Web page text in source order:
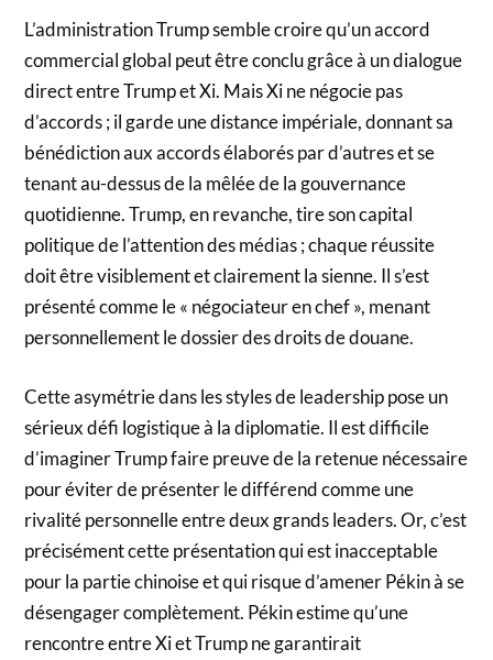
L’administration Trump semble croire qu’un accord
commercial global peut être conclu grâce à un dialogue
direct entre Trump et Xi. Mais Xi ne négocie pas
d’accords ; il garde une distance impériale, donnant sa
bénédiction aux accords élaborés par d’autres et se
tenant au-dessus de la mêlée de la gouvernance
quotidienne. Trump, en revanche, tire son capital
politique de l’attention des médias ; chaque réussite
doit être visiblement et clairement la sienne. Il s’est
présenté comme le « négociateur en chef », menant
personnellement le dossier des droits de douane.
Cette asymétrie dans les styles de leadership pose un
sérieux défi logistique à la diplomatie. Il est difficile
d’imaginer Trump faire preuve de la retenue nécessaire
pour éviter de présenter le différend comme une
rivalité personnelle entre deux grands leaders. Or, c’est
précisément cette présentation qui est inacceptable
pour la partie chinoise et qui risque d’amener Pékin à se
désengager complètement. Pékin estime qu’une
rencontre entre Xi et Trump ne garantirait